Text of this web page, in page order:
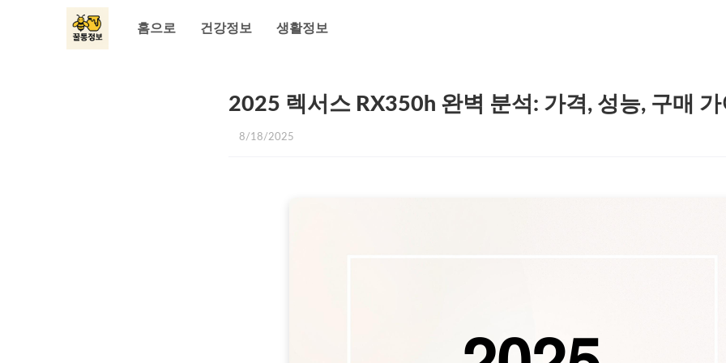
홈으로 건강정보 생활정보
2025 렉서스 RX350h 완벽 분석: 가격, 성능, 구매
8/18/2025